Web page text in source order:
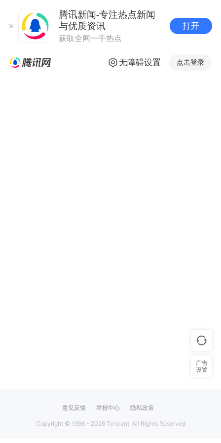
腾讯新闻-专注热点新闻
与优质资讯
获取全网一手热点
打开
无障碍设置 点击登录
意见反馈 举报中心 隐私政策
Copyright © 1998 - 2026Tencent. All Rights Reserved
广告
设置